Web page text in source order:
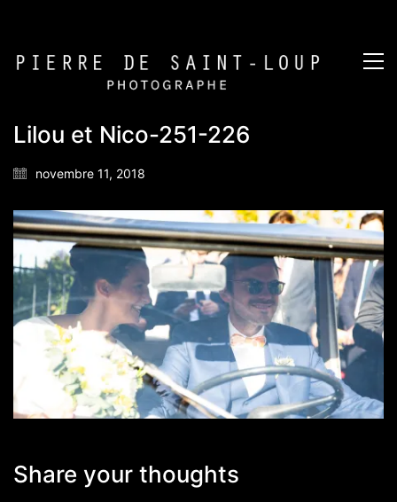
Lilou et Nico-251-226
novembre 11, 2018
Share your thoughts